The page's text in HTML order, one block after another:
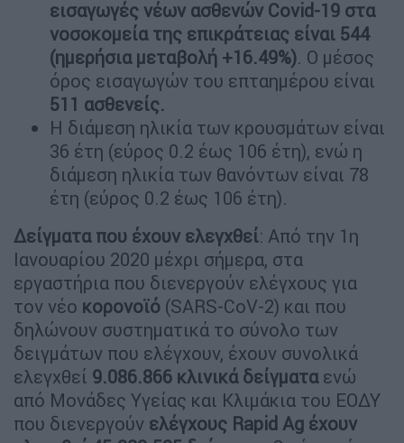
εισαγωγές νέων ασθενών Covid-19 στα
νοσοκομεία της επικράτειας είναι 544
(ημερήσια μεταβολή +16.49%). Ο μέσος
όρος εισαγωγών του επταημέρου είναι
511 ασθενείς.
Η διάμεση ηλικία των κρουσμάτων είναι
36 έτη (εύρος 0.2 έως 106 έτη), ενώ η
διάμεση ηλικία των θανόντων είναι 78
έτη (εύρος 0.2 έως 106 έτη).
Δείγματα που έχουν ελεγχθεί: Από την 1η
Ιανουαρίου 2020 μέχρι σήμερα, στα
εργαστήρια που διενεργούν ελέγχους για
τον νέο κορονοϊό (SARS-CoV-2) και που
δηλώνουν συστηματικά το σύνολο των
δειγμάτων που ελέγχουν, έχουν συνολικά
ελεγχθεί 9.086.866 κλινικά δείγματαενώ
από Μονάδες Υγείας και Κλιμάκια του ΕΟΔΥ
που διενεργούν ελέγχους Rapid Ag έχουν